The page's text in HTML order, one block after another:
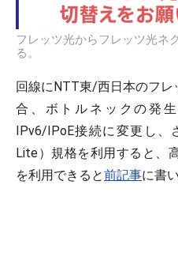
フレッツ光からフレッツ光ネ
る。
回線にNTT東/西日本のフ
合、ボトルネックの発
IPv6/IPoE接続に変更し
Lite）規格を利用すると、
を利用できると前記事に書